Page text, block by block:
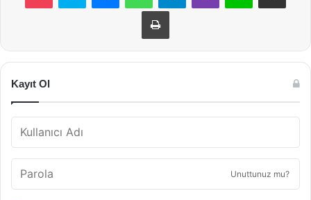
Yazdır
Kayıt Ol
Unuttunuz mu?